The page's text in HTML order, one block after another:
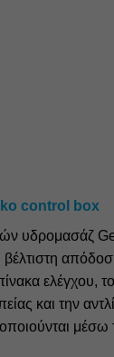
control box
υδρομασάζ
βέλτιστη
ελέγχου,
και την